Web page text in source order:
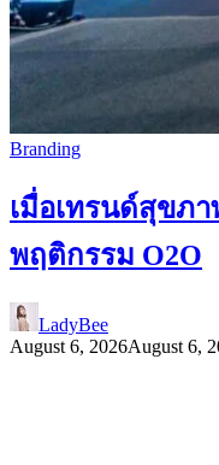
Branding
เมื่อเทรนด์สุขภ
พฤติกรรม O2O
LadyBee
August 6, 2026August 6,